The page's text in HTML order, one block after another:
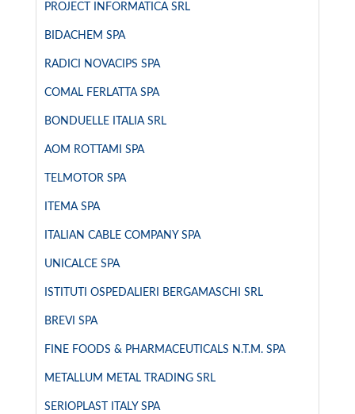
PROJECT INFORMATICA SRL
BIDACHEM SPA
RADICI NOVACIPS SPA
COMAL FERLATTA SPA
BONDUELLE ITALIA SRL
AOM ROTTAMI SPA
TELMOTOR SPA
ITEMA SPA
ITALIAN CABLE COMPANY SPA
UNICALCE SPA
ISTITUTI OSPEDALIERI BERGAMASCHI SRL
BREVI SPA
FINE FOODS & PHARMACEUTICALS N.T.M. SPA
METALLUM METAL TRADING SRL
SERIOPLAST ITALY SPA